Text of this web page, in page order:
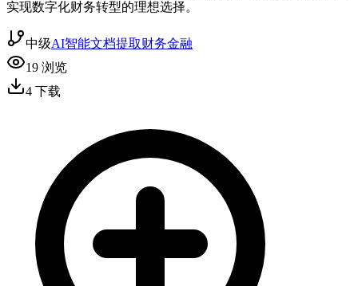
实现数字化财务转型的理想选择。
中级AI智能文档提取财务金融
19 浏览
4 下载